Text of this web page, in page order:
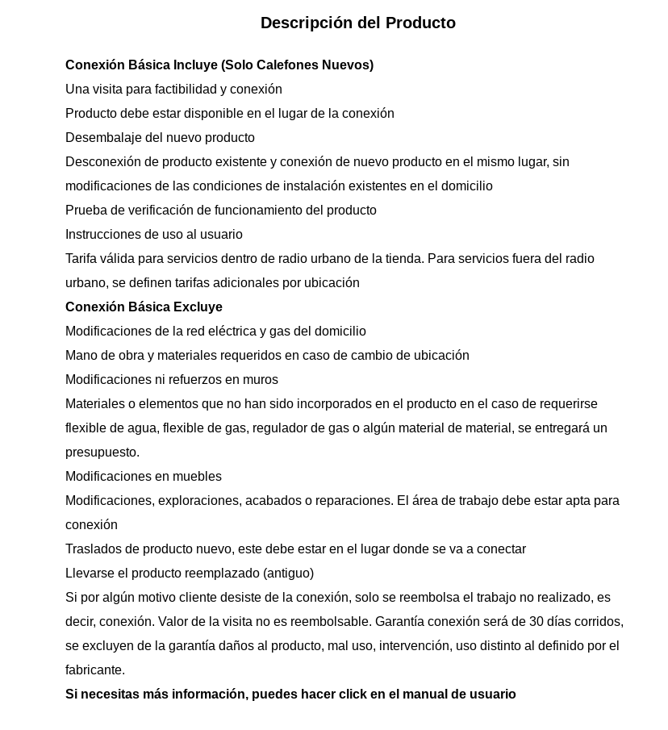
Descripción del Producto
Conexión Básica Incluye (Solo Calefones Nuevos)
Una visita para factibilidad y conexión
Producto debe estar disponible en el lugar de la conexión
Desembalaje del nuevo producto
Desconexión de producto existente y conexión de nuevo producto en el mismo lugar, sin
modificaciones de las condiciones de instalación existentes en el domicilio
Prueba de verificación de funcionamiento del producto
Instrucciones de uso al usuario
Tarifa válida para servicios dentro de radio urbano de la tienda. Para servicios fuera del radio
urbano, se definen tarifas adicionales por ubicación
Conexión Básica Excluye
Modificaciones de la red eléctrica y gas del domicilio
Mano de obra y materiales requeridos en caso de cambio de ubicación
Modificaciones ni refuerzos en muros
Materiales o elementos que no han sido incorporados en el producto en el caso de requerirse
flexible de agua, flexible de gas, regulador de gas o algún material de material, se entregará un
presupuesto.
Modificaciones en muebles
Modificaciones, exploraciones, acabados o reparaciones. El área de trabajo debe estar apta para
conexión
Traslados de producto nuevo, este debe estar en el lugar donde se va a conectar
Llevarse el producto reemplazado (antiguo)
Si por algún motivo cliente desiste de la conexión, solo se reembolsa el trabajo no realizado, es
decir, conexión. Valor de la visita no es reembolsable. Garantía conexión será de 30 días corridos,
se excluyen de la garantía daños al producto, mal uso, intervención, uso distinto al definido por el
fabricante.
Si necesitas más información, puedes hacer click en el manual de usuario